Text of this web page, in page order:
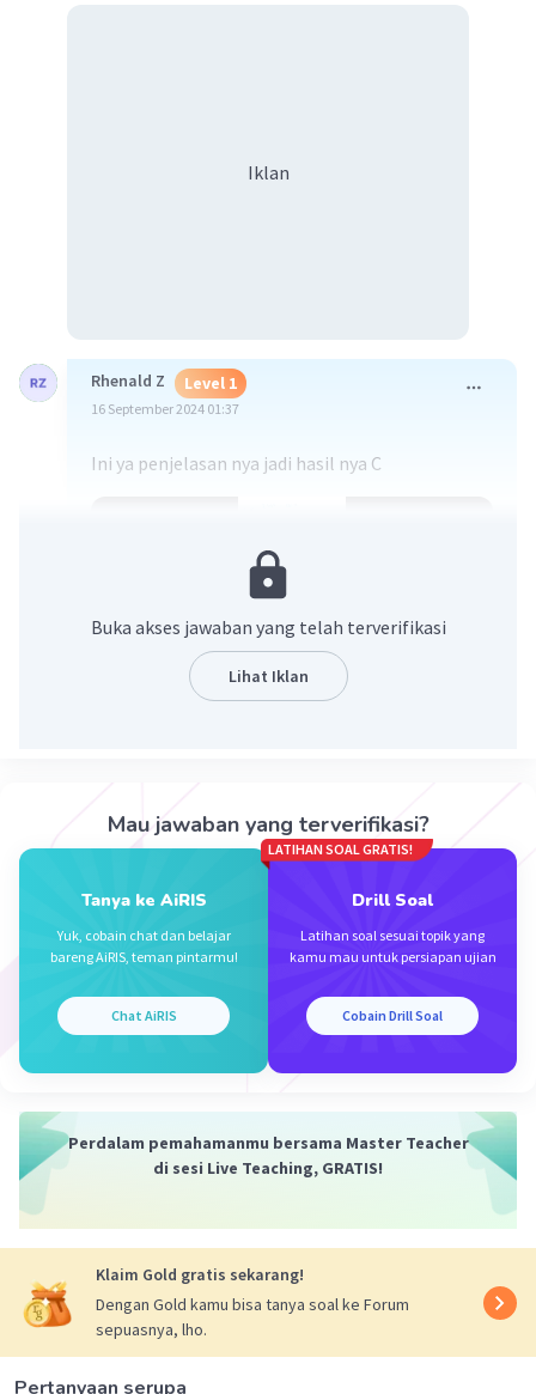
Iklan
Rhenald Z Level 1
16 September 2024 01:37
Ini ya penjelasan nya jadi hasil nya C
Buka akses jawaban yang telah terverifikasi
Lihat Iklan
Mau jawaban yang terverifikasi?
Tanya ke AiRIS
Yuk, cobain chat dan belajar
bareng AiRIS, teman pintarmu!
Chat AiRIS
LATIHAN SOAL GRATIS!
Drill Soal
Latihan soal sesuai topik yang
kamu mau untuk persiapan ujian
Cobain Drill Soal
Perdalam pemahamanmu bersama Master Teacher
di sesi Live Teaching, GRATIS!
Klaim Gold gratis sekarang!
Dengan Gold kamu bisa tanya soal ke Forum
sepuasnya, lho.
Pertanyaan serupa